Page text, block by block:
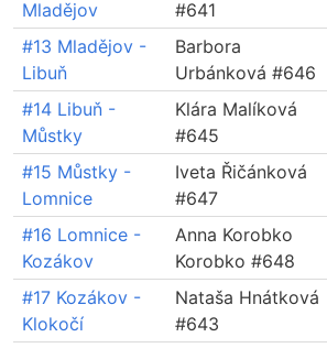
Mladějov
#641
#13 Mladějov -
Libuň
Barbora
Urbánková #646
#14 Libuň -
Můstky
Klára Malíková
#645
#15 Můstky -
Lomnice
Iveta Řičánková
#647
#16 Lomnice -
Kozákov
Anna Korobko
Korobko #648
#17 Kozákov -
Klokočí
Nataša Hnátková
#643